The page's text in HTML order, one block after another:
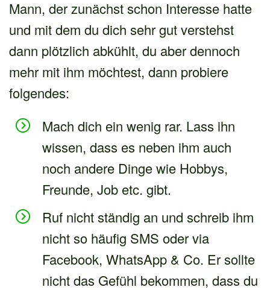
Mann, der zunächst schon Interesse hatte
und mit dem du dich sehr gut verstehst
dann plötzlich abkühlt, du aber dennoch
mehr mit ihm möchtest, dann probiere
folgendes:
Mach dich ein wenig rar. Lass ihn
wissen, dass es neben ihm auch
noch andere Dinge wie Hobbys,
Freunde, Job etc. gibt.
Ruf nicht ständig an und schreib ihm
nicht so häufig SMS oder via
Facebook, WhatsApp & Co. Er sollte
nicht das Gefühl bekommen, dass du